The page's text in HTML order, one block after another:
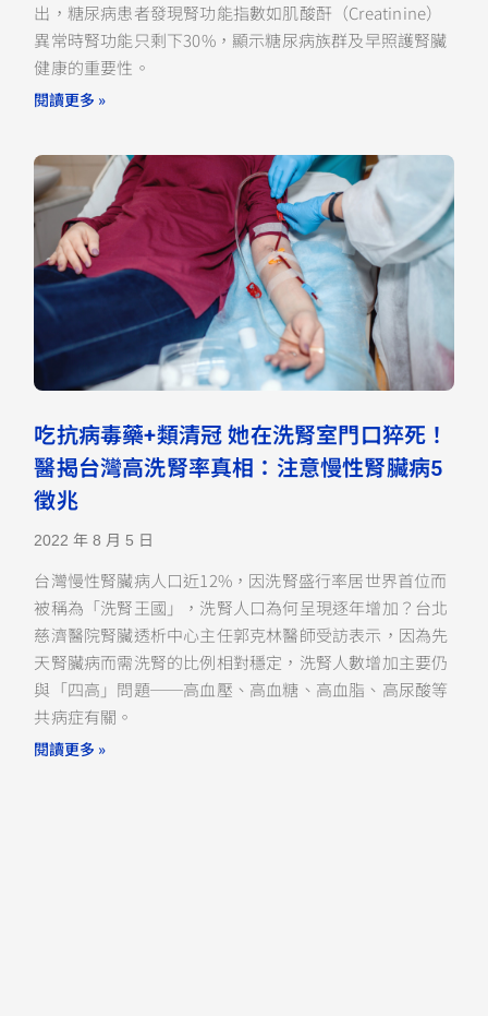
出，糖尿病患者發現腎功能指數如肌酸酐（Creatinine）
異常時腎功能只剩下30%，顯示糖尿病族群及早照護腎臟
健康的重要性。
閱讀更多 »
吃抗病毒藥+類清冠 她在洗腎室門口猝死！
醫揭台灣高洗腎率真相：注意慢性腎臟病5
徵兆
2022 年 8 月 5 日
台灣慢性腎臟病人口近12%，因洗腎盛行率居世界首位而
被稱為「洗腎王國」，洗腎人口為何呈現逐年增加？台北
慈濟醫院腎臟透析中心主任郭克林醫師受訪表示，因為先
天腎臟病而需洗腎的比例相對穩定，洗腎人數增加主要仍
與「四高」問題──高血壓、高血糖、高血脂、高尿酸等
共病症有關。
閱讀更多 »